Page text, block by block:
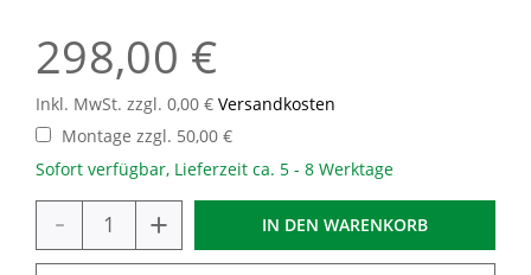
298,00 €
Inkl. MwSt. zzgl. 0,00 € Versandkosten
Sofort verfügbar, Lieferzeit ca. 5 - 8 Werktage
Montage zzgl. 50,00 €
- + IN DEN WARENKORB